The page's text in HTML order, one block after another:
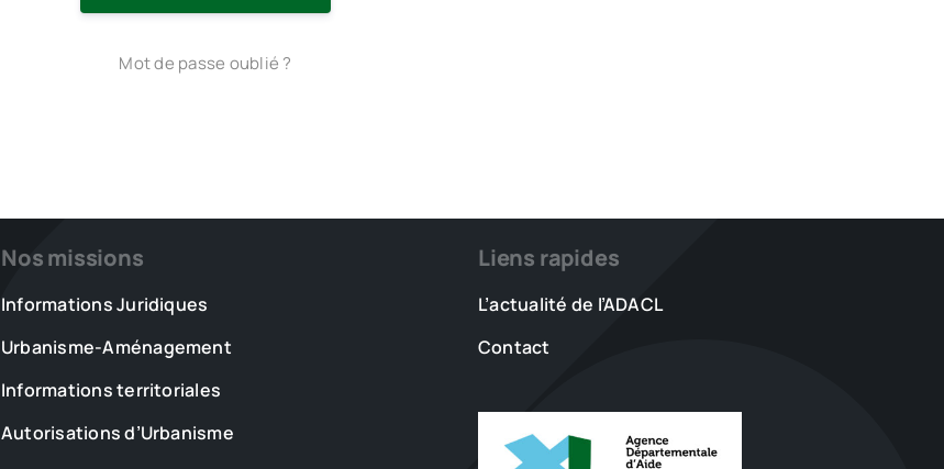
Mot de passe oublié ?
Nos missions
Informations Juridiques
Urbanisme-Aménagement
Informations territoriales
Autorisations d’Urbanisme
Liens rapides
L’actualité de l’ADACL
Contact